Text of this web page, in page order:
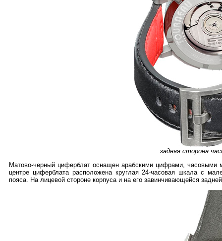
задняя сторона
Матово-черный циферблат оснащен арабскими цифрами,
центре циферблата расположена круглая 24-часовая шкала с
пояса. На лицевой стороне корпуса и на его завинчивающейся